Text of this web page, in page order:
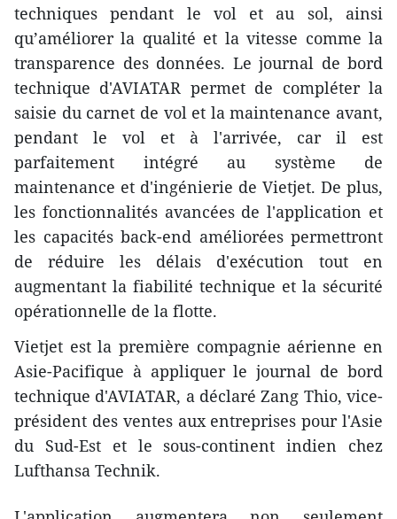
techniques pendant le vol et au sol, ainsi
qu’améliorer la qualité et la vitesse comme la
transparence des données. Le journal de bord
technique d'AVIATAR permet de compléter la
saisie du carnet de vol et la maintenance avant,
pendant le vol et à l'arrivée, car il est
parfaitement intégré au système de
maintenance et d'ingénierie de Vietjet. De plus,
les fonctionnalités avancées de l'application et
les capacités back-end améliorées permettront
de réduire les délais d'exécution tout en
augmentant la fiabilité technique et la sécurité
opérationnelle de la flotte.
Vietjet est la première compagnie aérienne en
Asie-Pacifique à appliquer le journal de bord
technique d'AVIATAR, a déclaré Zang Thio, vice-
président des ventes aux entreprises pour l'Asie
du Sud-Est et le sous-continent indien chez
Lufthansa Technik.